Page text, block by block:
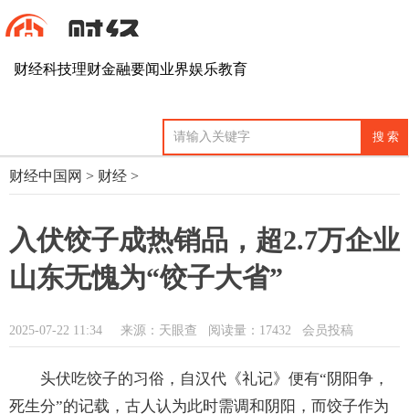
财经科技理财金融要闻业界娱乐教育
财经中国网 > 财经 >
入伏饺子成热销品，超2.7万企业
山东无愧为“饺子大省”
2025-07-22 11:34 来源：天眼查 阅读量：17432 会员投稿
头伏吃饺子的习俗，自汉代《礼记》便有“阴阳争，
死生分”的记载，古人认为此时需调和阴阳，而饺子作为